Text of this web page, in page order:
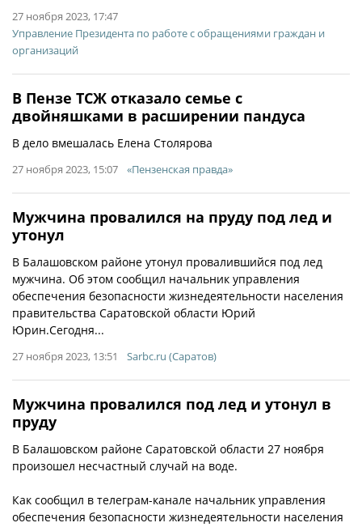
27 ноября 2023, 17:47
Управление Президента по работе с обращениями граждан и
организаций
В Пензе ТСЖ отказало семье с
двойняшками в расширении пандуса
В дело вмешалась Елена Столярова
27 ноября 2023, 15:07 «Пензенская правда»
Мужчина провалился на пруду под лед и
утонул
В Балашовском районе утонул провалившийся под лед
мужчина. Об этом сообщил начальник управления
обеспечения безопасности жизнедеятельности населения
правительства Саратовской области Юрий
Юрин.Сегодня...
27 ноября 2023, 13:51 Sarbc.ru (Саратов)
Мужчина провалился под лед и утонул в
пруду
В Балашовском районе Саратовской области 27 ноября
произошел несчастный случай на воде.
Как сообщил в телеграм-канале начальник управления
обеспечения безопасности жизнедеятельности населения